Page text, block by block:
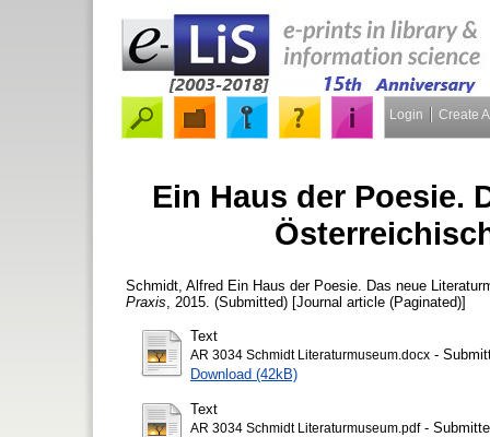
Login Create
Ein Haus der Poesie.
Schmidt, Alfred Ein Haus der Poesie. Das neue
Praxis , 2015. (Submitted) [Journal article (Paginated)]
Text
AR 3034 Schmidt Literaturmuseum.docx -
Download (42kB)
Text
AR 3034 Schmidt Literaturmuseum.pdf-